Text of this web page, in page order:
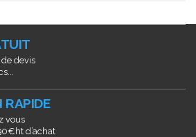
devis
RAPIDE
vous
d’achat